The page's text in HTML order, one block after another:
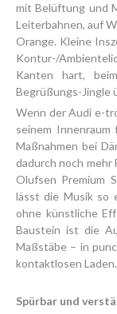
mit Belüftung und
Leiterbahnen, auf
Orange. Kleine
Kontur-/
Kanten hart,
Begrüßungs-Jingle
Wenn der Audi e-
seinem Innenraum
Maßnahmen bei
dadurch noch mehr
Olufsen Premium
lässt die Musik so
ohne künstliche
Baustein ist die
Maßstäbe – in
kontaktlosen Laden.
Spürbar und